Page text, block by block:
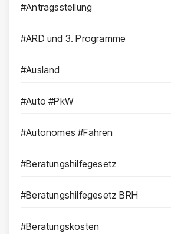
#Antragsstellung
#ARD und 3. Programme
#Ausland
#Auto #PkW
#Autonomes #Fahren
#Beratungshilfegesetz
#Beratungshilfegesetz BRH
#Beratungskosten